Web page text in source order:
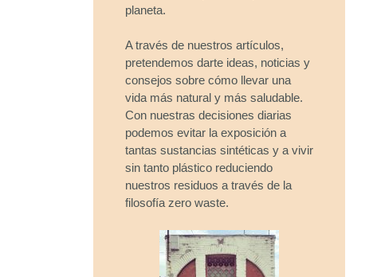
planeta.
A través de nuestros artículos,
pretendemos darte ideas, noticias y
consejos sobre cómo llevar una
vida más natural y más saludable.
Con nuestras decisiones diarias
podemos evitar la exposición a
tantas sustancias sintéticas y a vivir
sin tanto plástico reduciendo
nuestros residuos a través de la
filosofía zero waste.